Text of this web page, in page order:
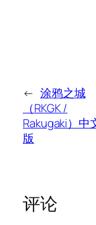
← 涂鸦之城
（RKGK /
Rakugaki）中
版
评论